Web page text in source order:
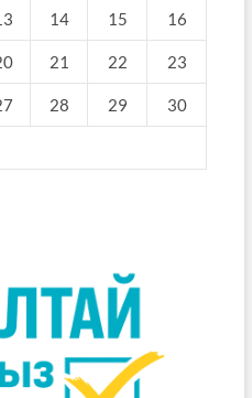
14 15 16
21 22 23
28 29 30